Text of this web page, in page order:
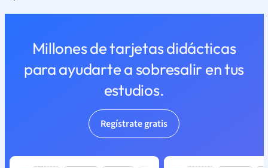
Millones de tarjetas didácticas
para ayudarte a sobresalir en tus
estudios.
Regístrate gratis